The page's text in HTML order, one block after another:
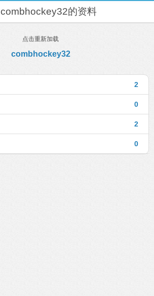
combhockey32的资料
点击重新加载
combhockey32
2
0
2
0